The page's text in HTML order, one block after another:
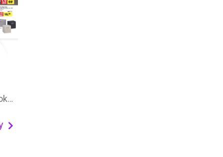
SCONTO nábytok leták – akčná ponuka